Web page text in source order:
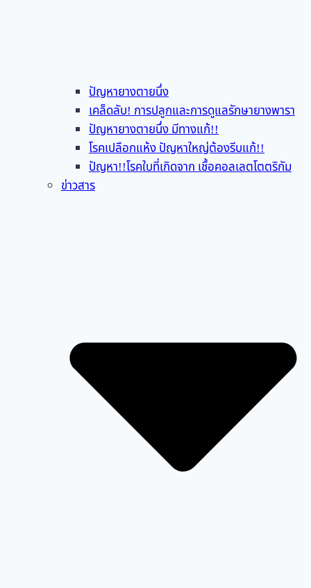
ปัญหายางตายนึ่ง
เคล็ดลับ! การปลูกและการดูแลรักษายางพารา
ปัญหายางตายนึ่ง มีทางแก้!!
โรคเปลือกแห้ง ปัญหาใหญ่ต้องรีบแก้!!
ปัญหา!!โรคใบที่เกิดจาก เชื้อคอลเลตโตตริกัม
ข่าวสาร